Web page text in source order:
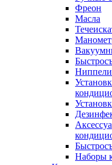
Фреон
Масла
Ниппели
Наборы